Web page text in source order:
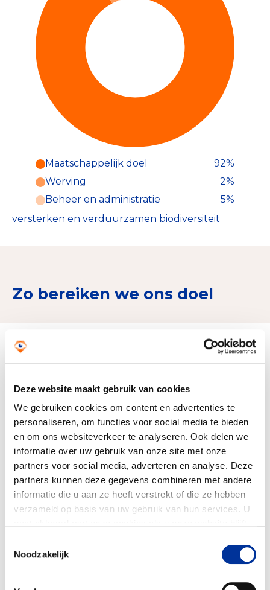
Deze website maakt gebruik van cookies
We gebruiken cookies om content en advertenties te
personaliseren, om functies voor social media te bieden
en om ons websiteverkeer te analyseren. Ook delen we
informatie over uw gebruik van onze site met onze
partners voor social media, adverteren en analyse. Deze
partners kunnen deze gegevens combineren met andere
informatie die u aan ze heeft verstrekt of die ze hebben
verzameld op basis van uw gebruik van hun services. U
Noodzakelijk
Maatschappelijk doel
92%
Werving
2%
Beheer en administratie
5%
versterken en verduurzamen biodiversiteit
Zo bereiken we ons doel
€ 9.958.000